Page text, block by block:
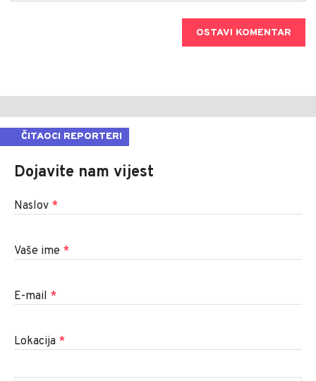
OSTAVI KOMENTAR
ČITAOCI REPORTERI
Dojavite nam vijest
Naslov *
Vaše ime *
E-mail *
Lokacija *